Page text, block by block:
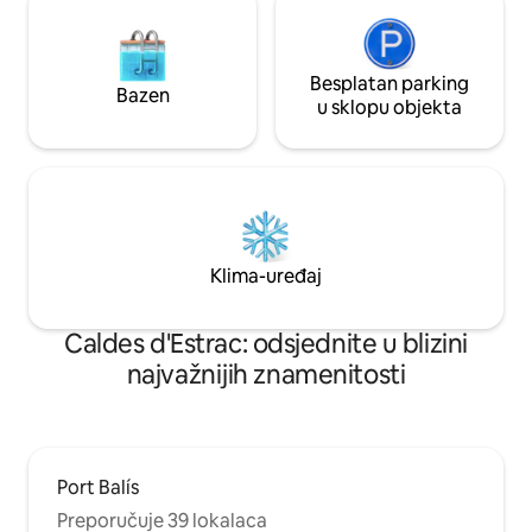
disponibles bajo la petición: sofà cama
(persona extra)- 60€/noche, cuna
-10€/noche.Bazen
Besplatan parking
u sklopu objekta
Klima-uređaj
Caldes d'Estrac: odsjednite u blizini
najvažnijih znamenitosti
Port Balís
Preporučuje 39 lokalaca